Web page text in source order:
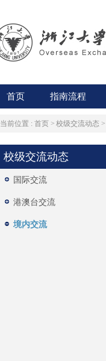
首页 指南流程
当前位置 : 首页 > 校级交流动态 >
校级交流动态
国际交流
港澳台交流
境内交流